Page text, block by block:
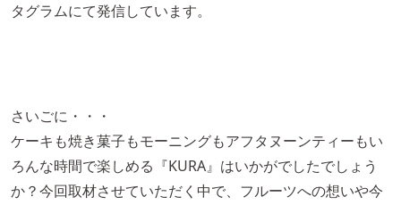
タグラムにて発信しています。
さいごに・・・
ケーキも焼き菓子もモーニングもアフタヌーンティーもい
ろんな時間で楽しめる『KURA』はいかがでしたでしょう
か？今回取材させていただく中で、フルーツへの想いや今